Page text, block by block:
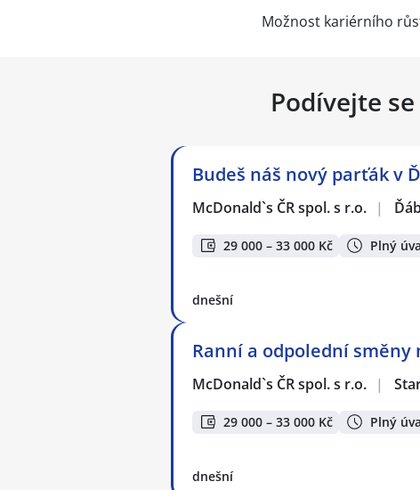
Možnost kariérního
Podívejte
Budeš náš nový parťák v
McDonald`s ČR spol. s r.o. |
29 000 – 33 000 Kč Plný
dnešní
Ranní a odpolední směny
McDonald`s ČR spol. s r.o. |
29 000 – 33 000 Kč Plný
dnešní